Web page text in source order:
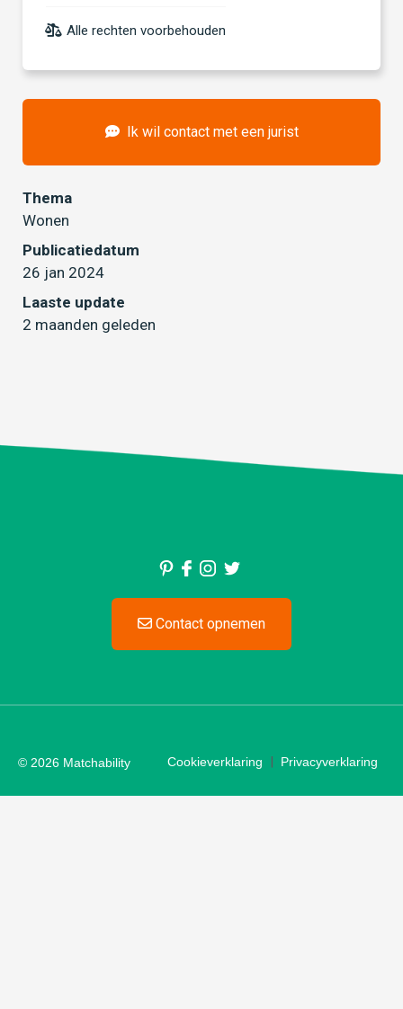
Alle rechten voorbehouden
Ik wil contact met een jurist
Thema
Wonen
Publicatiedatum
26 jan 2024
Laaste update
2 maanden geleden
Contact opnemen
© 2026 Matchability Cookieverklaring | Privacyverklaring